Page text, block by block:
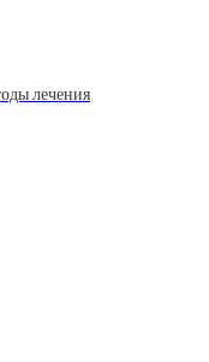
лечения